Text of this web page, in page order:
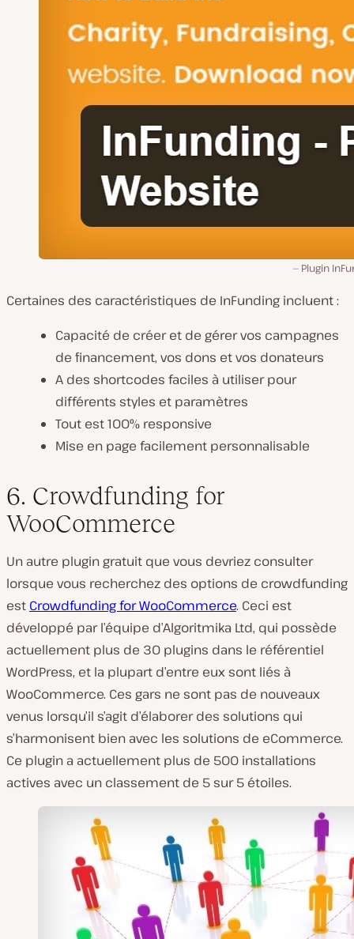
Plugin
Certaines des caractéristiques de InFunding incluent :
Capacité de créer et de gérer vos campagnes
de financement, vos dons et vos donateurs
A des shortcodes faciles à utiliser pour
différents styles et paramètres
Tout est 100% responsive
Mise en page facilement personnalisable
6. Crowdfunding for
WooCommerce
Un autre plugin gratuit que vous devriez consulter
lorsque vous recherchez des options de crowdfunding
est Crowdfunding for WooCommerce. Ceci est
développé par l’équipe d’Algoritmika Ltd, qui possède
actuellement plus de 30 plugins dans le référentiel
WordPress, et la plupart d’entre eux sont liés à
WooCommerce. Ces gars ne sont pas de nouveaux
venus lorsqu’il s’agit d’élaborer des solutions qui
s’harmonisent bien avec les solutions de eCommerce.
Ce plugin a actuellement plus de 500 installations
actives avec un classement de 5 sur 5 étoiles.